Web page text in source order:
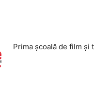
Prima școală de film și